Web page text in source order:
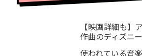
【映画詳細も】
作曲のディズニ
使われている音